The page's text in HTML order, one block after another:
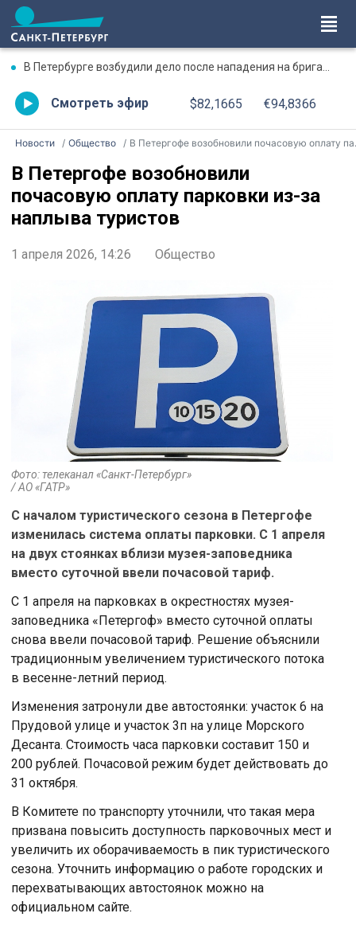
В Петербурге возбудили дело после нападения на бригаду скорой помощи
Смотреть эфир $82,1665 €94,8366
Новости Общество В Петергофе возобновили почасовую оплату парковки из-за наплыва туристов
В Петергофе возобновили
почасовую оплату парковки из-за
наплыва туристов
1 апреля 2026, 14:26 Общество
Фото: телеканал «Санкт-Петербург»
/ АО «ГАТР»
С началом туристического сезона в Петергофе
изменилась система оплаты парковки. С 1 апреля
на двух стоянках вблизи музея-заповедника
вместо суточной ввели почасовой тариф.
С 1 апреля на парковках в окрестностях музея-
заповедника «Петергоф» вместо суточной оплаты
снова ввели почасовой тариф. Решение объяснили
традиционным увеличением туристического потока
в весенне-летний период.
Изменения затронули две автостоянки: участок 6 на
Прудовой улице и участок 3п на улице Морского
Десанта. Стоимость часа парковки составит 150 и
200 рублей. Почасовой режим будет действовать до
31 октября.
В Комитете по транспорту уточнили, что такая мера
призвана повысить доступность парковочных мест и
увеличить их оборачиваемость в пик туристического
сезона. Уточнить информацию о работе городских и
перехватывающих автостоянок можно на
официальном сайте.